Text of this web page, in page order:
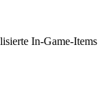
In-Game-Items